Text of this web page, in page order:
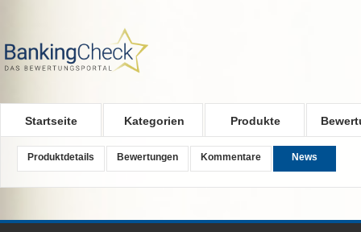
Startseite Kategorien Produkte
Produktdetails Bewertungen Kommentare News